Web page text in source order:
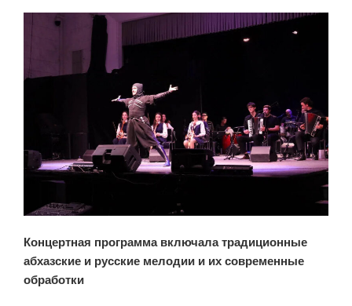
Концертная программа включала традиционные
абхазские и русские мелодии и их современные
обработки